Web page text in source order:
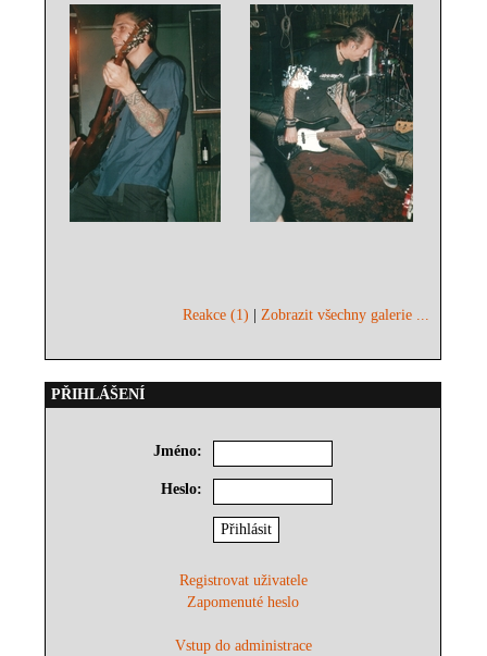
Reakce (1) |Zobrazit všechny galerie ...
PŘIHLÁŠENÍ
Jméno:
Heslo:
Registrovat uživatele
Zapomenuté heslo
Vstup do administrace